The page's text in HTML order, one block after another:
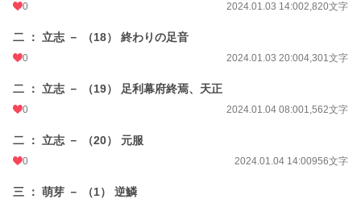
0 2024.01.03 14:002,820文字
二 ： 立志 － （18） 終わりの足音
0 2024.01.03 20:004,301文字
二 ： 立志 － （19） 足利幕府終焉、天正
0 2024.01.04 08:001,562文字
二 ： 立志 － （20） 元服
0 2024.01.04 14:00956文字
三 ： 萌芽 － （1） 逆鱗